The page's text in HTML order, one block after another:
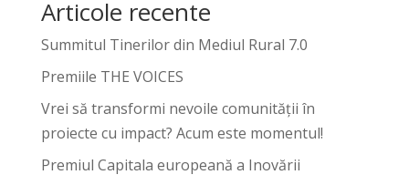
Articole recente
Summitul Tinerilor din Mediul Rural 7.0
Premiile THE VOICES
Vrei să transformi nevoile comunității în
proiecte cu impact? Acum este momentul!
Premiul Capitala europeană a Inovării